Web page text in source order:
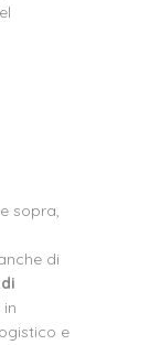
sopra,
di
e